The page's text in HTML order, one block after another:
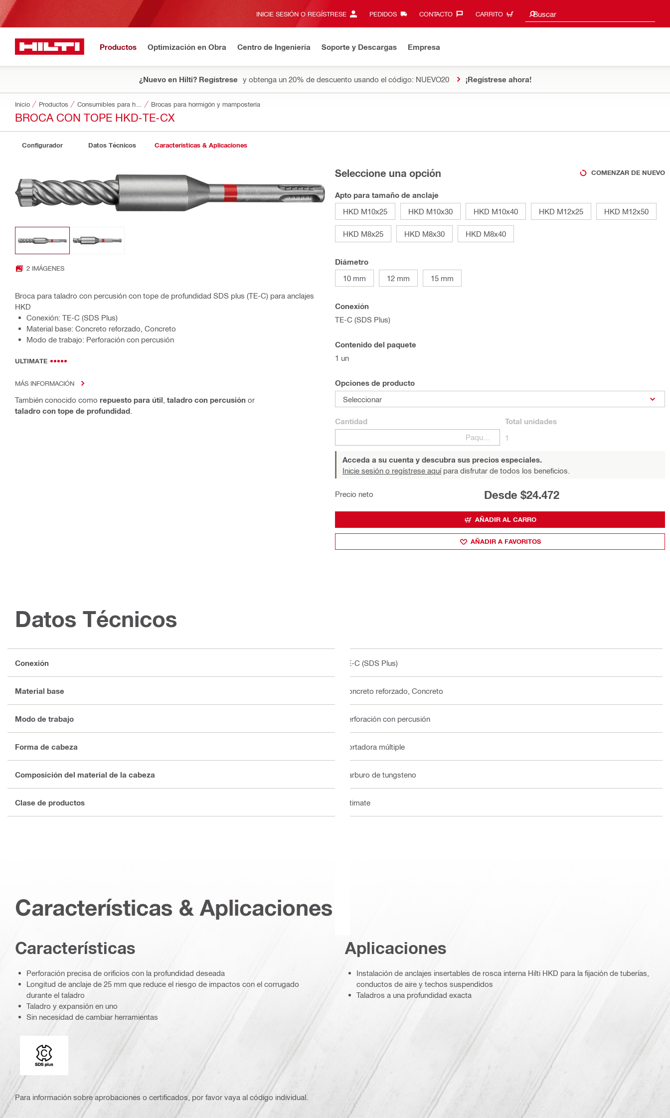
INICIE SESIÓN O REGÍSTRESE PEDIDOS CONTACTO‎ CARRITO Buscar
Sugerencias de búsqueda
Productos Optimización en Obra Centro de Ingeniería Soporte y Descargas Empresa
¿Nuevo en Hilti? Regístrese y obtenga un 20% de descuento usando el código: NUEVO20 ¡Regístrese ahora!
Inicio Productos Brocas para hormigón y mampostería
BROCA CON TOPE HKD-TE-CX
Configurador Datos Técnicos Características & Aplicaciones
2 IMÁGENES
Broca para taladro con percusión con tope de profundidad SDS plus (TE-C) para anclajes
HKD
Conexión: TE-C (SDS Plus)
Material base: Concreto reforzado, Concreto
Modo de trabajo: Perforación con percusión
ULTIMATE
MÁS INFORMACIÓN
También conocido como repuesto para útil taladro con percusión or
taladro con tope de profundidad
Seleccione una opción COMENZAR DE NUEVO
Apto para tamaño de anclaje
HKD M10x25
HKD M10x30 HKD M10x40 HKD M12x25 HKD M12x50
HKD M8x25 HKD M8x30 HKD M8x40
Diámetro
10 mm
12 mm 15 mm
Conexión
TE-C (SDS Plus)
Contenido del paquete
1 un
Opciones de producto
Seleccionar
Cantidad
Paquetes
Total unidades
1
Acceda a su cuenta y descubra sus precios especiales.
Inicie sesión o regístrese aquípara disfrutar de todos los beneficios.
Precio neto Desde $24.472
AÑADIR AL CARRO
AÑADIR A FAVORITOS
Datos Técnicos
Conexión TE-C (SDS Plus)
Material base Concreto reforzado, Concreto
Modo de trabajo Perforación con percusión
Forma de cabeza Cortadora múltiple
Composición del material de la cabeza Carburo de tungsteno
Clase de productos Ultimate
Características & Aplicaciones
Características
Perforación precisa de orificios con la profundidad deseada
Longitud de anclaje de 25 mm que reduce el riesgo de impactos con el corrugado
durante el taladro
Taladro y expansión en uno
Sin necesidad de cambiar herramientas
Conexión
Aplicaciones
Instalación de anclajes insertables de rosca interna Hilti HKD para la fijación de tuberías,
conductos de aire y techos suspendidos
Taladros a una profundidad exacta
Para información sobre aprobaciones o certificados, por favor vaya al código individual.